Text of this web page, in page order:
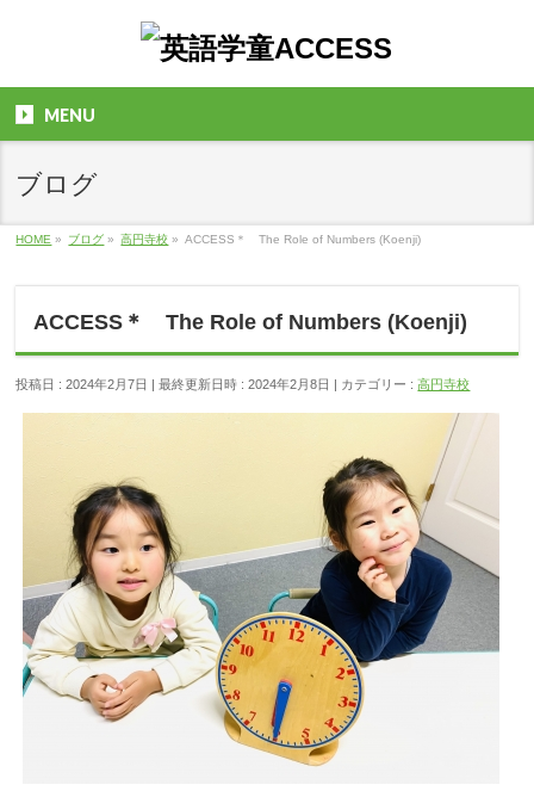
MENU
ブログ
HOME » ブログ » 高円寺校 » ACCESS＊ The Role of Numbers (Koenji)
ACCESS＊ The Role of Numbers (Koenji)
投稿日 : 2024年2月7日 最終更新日時 : 2024年2月8日 カテゴリー :高円寺校